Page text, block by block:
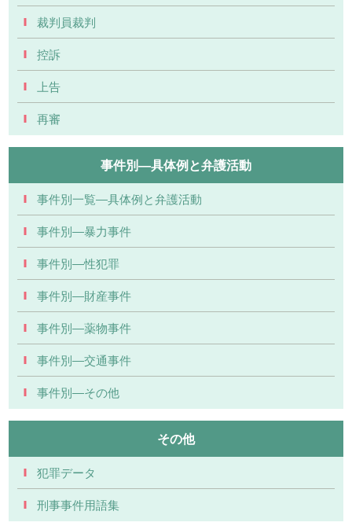
裁判員裁判
控訴
上告
再審
事件別―具体例と弁護活動
事件別一覧―具体例と弁護活動
事件別―暴力事件
事件別―性犯罪
事件別―財産事件
事件別―薬物事件
事件別―交通事件
事件別―その他
その他
犯罪データ
刑事事件用語集